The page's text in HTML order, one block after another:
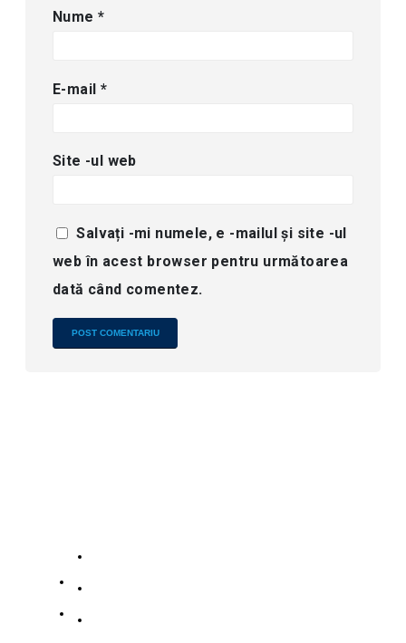
Nume *
E-mail *
Site -ul web
Salvați -mi numele, e -mailul și site -ul
web în acest browser pentru următoarea
dată când comentez.
186
Zidong